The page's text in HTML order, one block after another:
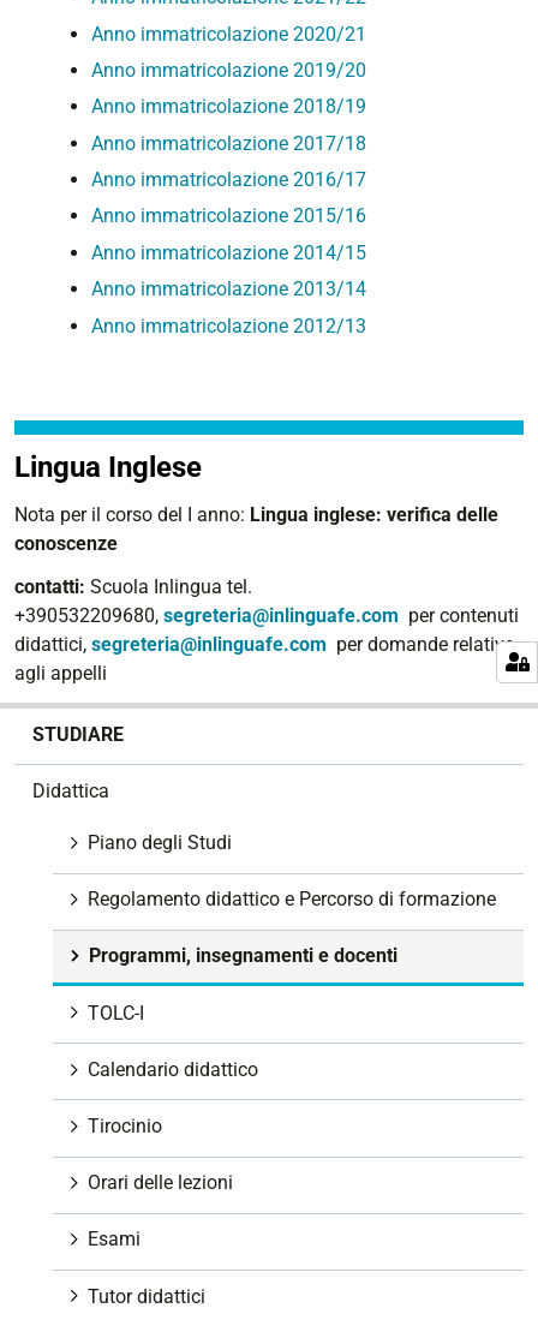
Anno immatricolazione 2020/21
Anno immatricolazione 2019/20
Anno immatricolazione 2018/19
Anno immatricolazione 2017/18
Anno immatricolazione 2016/17
Anno immatricolazione 2015/16
Anno immatricolazione 2014/15
Anno immatricolazione 2013/14
Anno immatricolazione 2012/13
Lingua Inglese
Nota per il corso del I anno: Lingua inglese: verifica delle
conoscenze
contatti: Scuola Inlingua tel.
+390532209680, segreteria@inlinguafe.com per contenuti
didattici, segreteria@inlinguafe.com per domande relative
agli appelli
STUDIARE
Didattica
Piano degli Studi
Regolamento didattico e Percorso di formazione
Programmi, insegnamenti e docenti
TOLC-I
Calendario didattico
Tirocinio
Orari delle lezioni
Esami
Tutor didattici